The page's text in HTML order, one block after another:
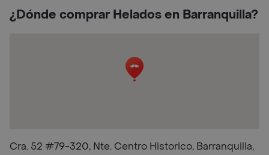
¿Dónde comprar Helados en Barranquilla?
Cra. 52 #79-320, Nte. Centro Historico, Barranquilla,